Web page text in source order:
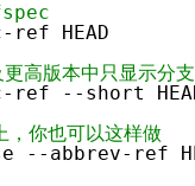
HEAD
版本中只显示分
ref --short
你也可以这样做
--abbrev-ref